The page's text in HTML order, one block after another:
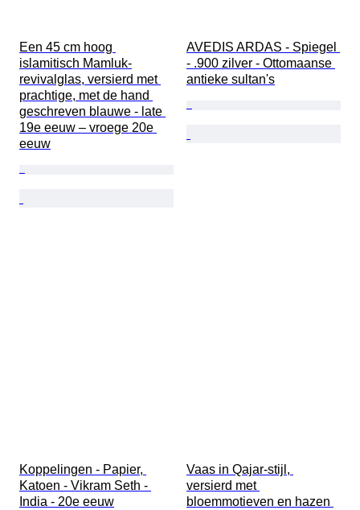
Een 45 cm hoog
islamitisch Mamluk-
revivalglas, versierd met
prachtige, met de hand
geschreven blauwe - late
19e eeuw – vroege 20e
eeuw
AVEDIS ARDAS - Spiegel
- .900 zilver - Ottomaanse
antieke sultan's
Koppelingen - Papier,
Katoen - Vikram Seth -
India - 20e eeuw
Vaas in Qajar-stijl,
versierd met
bloemmotieven en hazen